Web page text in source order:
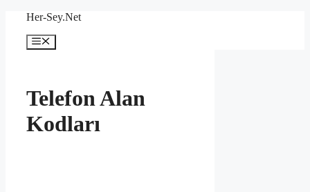
İçeriğeHer-Sey.Net
Menü
Telefon Alan
Kodları